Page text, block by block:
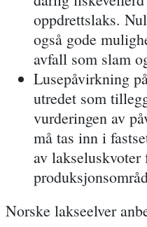
oppdrettslaks.
også gode
avfall som slam
Lusepåvirkning
utredet som
vurderingen av
må tas inn i
av lakseluskvoter
Norske lakseelver